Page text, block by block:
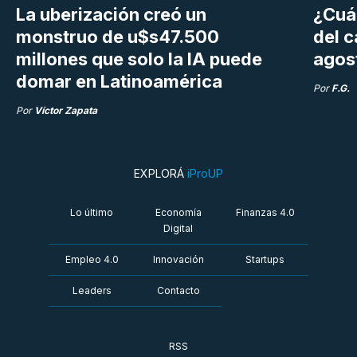
La uberización creó un
monstruo de u$s47.500
millones que solo la IA puede
domar en Latinoamérica
Por Víctor Zapata
del
Por F.G.
EXPLORÁ iProUP
Lo último
Economía
Digital
Finanzas 4.0
Empleo 4.0 Innovación Startups
Leaders Contacto
RSS